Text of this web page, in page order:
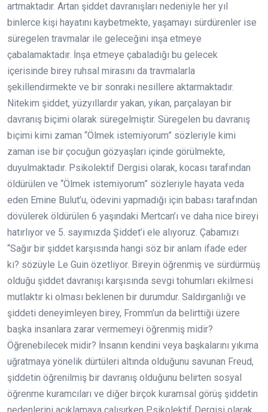
artmaktadır. Artan şiddet davranışları nedeniyle her yıl
binlerce kişi hayatını kaybetmekte, yaşamayı sürdürenler ise
süregelen travmalar ile geleceğini inşa etmeye
çabalamaktadır. İnşa etmeye çabaladığı bu gelecek
içerisinde birey ruhsal mirasını da travmalarla
şekillendirmekte ve bir sonraki nesillere aktarmaktadır.
Nitekim şiddet, yüzyıllardır yakan, yıkan, parçalayan bir
davranış biçimi olarak süregelmiştir. Süregelen bu davranış
biçimi kimi zaman “Ölmek istemiyorum” sözleriyle kimi
zaman ise bir çocuğun gözyaşları içinde görülmekte,
duyulmaktadır. Psikolektif Dergisi olarak, kocası tarafından
öldürülen ve “Ölmek istemiyorum” sözleriyle hayata veda
eden Emine Bulut’u, ödevini yapmadığı için babası tarafından
dövülerek öldürülen 6 yaşındaki Mertcan’ı ve daha nice bireyi
hatırlıyor ve 5. sayımızda Şiddet’i ele alıyoruz. Çabamızı
“Sağır bir şiddet karşısında hangi söz bir anlam ifade eder
ki? sözüyle Le Guin özetliyor. Bireyin öğrenmiş ve sürdürmüş
olduğu şiddet davranışı karşısında sevgi tohumları ekilmesi
mutlaktır ki olması beklenen bir durumdur. Saldırganlığı ve
şiddeti deneyimleyen birey, Fromm’un da belirttiği üzere
başka insanlara zarar vermemeyi öğrenmiş midir?
Öğrenebilecek midir? İnsanın kendini veya başkalarını yıkıma
uğratmaya yönelik dürtüleri altında olduğunu savunan Freud,
şiddetin öğrenilmiş bir davranış olduğunu belirten sosyal
öğrenme kuramcıları ve diğer birçok kuramsal görüş şiddetin